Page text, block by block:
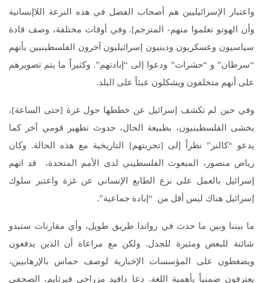
واعتبار الإسرائيليين هم أصحاب الفضل في هذه النزعة اللاإنسانية
وأن الهوتو تعلموا منهم- المترجم]. وفي أوقات مختلفة، وصف قادة
سياسيون وعسكريون ودينيون إسرائيليون آخرون الفلسطينيين بأنهم
“سرطان” و “حشرات” ودعوا إلى “إبادتهم”. وكثيراً ما يتم تصويرهم
على أنهم متخلفون ويشكلون عبئاً على البلد.
وفي حين لم تكشف إسرائيل عن خططها حول غزة [حتى الساعة]،
يخشى الفلسطينيون، بطبيعة الحال، حدوث تطهير قومي آخر كما
يدعو “كالنر” نظراً إلى [تجربتهم] التاريخية مع هذه الحالة. وكان
رياض منصور، المبعوث الفلسطيني لدى الأمم المتحدة، قد اتهم
إسرائيل بالعمل على نزع الطابع الإنساني عن غزة واعتبر سلوك
إسرائيل هناك ليس أقل من “إبادة جماعية”.
ما بيننا وبين ما حدث في رواندا طريق طويل، وأي مقارنات ستبدو
شائنة للبعض ومثيرة للجدل. ولكن مع مراعاة أن الذين يدفعون
ويضغطون على المؤسسات الإخبارية لوصف حماس بالإرهابيين،
يعترفون ضمنياً بأهمية اللغة. دعا دافيد مزراحي فيرثايم، الصحفي